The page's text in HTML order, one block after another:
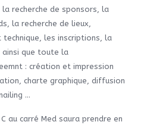
recherche de sponsors, la
la recherche de lieux,
les inscriptions, la
ainsi que toute la
: création et impression
charte graphique, diffusion
…
au carré Med saura prendre en